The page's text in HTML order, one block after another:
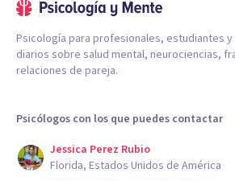
Psicología para profesionales, estudiantes
diarios sobre salud mental, neurociencias,
relaciones de pareja.
Psicólogos con los que puedes contactar
Jessica Perez Rubio
Florida, Estados Unidos de América